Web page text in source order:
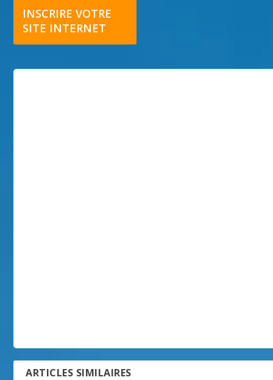
INSCRIRE VOTRE
SITE INTERNET
ARTICLES SIMILAIRES